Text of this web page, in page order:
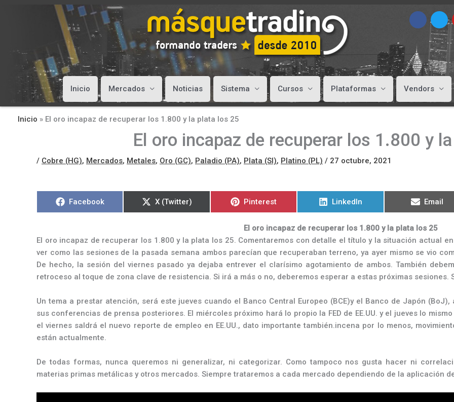
Inicio Mercados Noticias Sistema Cursos Plataformas Vendors
Inicio » El oro incapaz de recuperar los 1.800 y la plata los 25
El oro incapaz de recuperar los 1.800 y
/ Cobre (HG), Mercados, Metales, Oro (GC), Paladio (PA), Plata (SI), Platino (PL) / 27 octubre, 2021
Compartir
Facebook
Compartir
en
X (Twitter)
Compartir
Pinterest
Compartir
LinkedIn Email
El oro incapaz de recuperar los 1.800 y la plata los 25
El oro incapaz de recuperar los 1.800 y la plata los 25. Comentaremos con detalle el título y la situación actual
ver como las sesiones de la pasada semana ambos parecían que recuperaban terreno, ya ayer mismo se vio
De hecho, la sesión del viernes pasado ya dejaba entrever el clarísimo agotamiento de ambos. También
retroceso al toque de zona clave de resistencia. Si irá a más o no, deberemos esperar a estas próximas sesiones.
Un tema a prestar atención, será este jueves cuando el Banco Central Europeo (BCE)y el Banco de Japón
sus conferencias de prensa posteriores. El miércoles próximo hará lo propio la FED de EE.UU. y el jueves lo
el viernes saldrá el nuevo reporte de empleo en EE.UU., dato importante también.incena por lo menos,
están actualmente.
De todas formas, nunca queremos ni generalizar, ni categorizar. Como tampoco nos gusta hacer ni
materias primas metálicas y otros mercados. Siempre trataremos a cada mercado dependiendo de la aplicación